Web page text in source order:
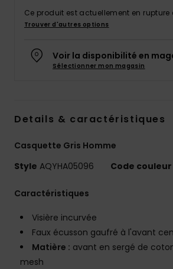
Ce produit est actuellement en rupture
Trouver d'autres options
Voir la disponibilité en
Sélectionner mon magasin
Details & caractéristiques
Casquette Gris Homme
Style AQYHA05096 Code couleur
Caractéristiques
Visière incurvée
Faux écusson gaufré à l'avant
Matière : avant en sergé de
mesh